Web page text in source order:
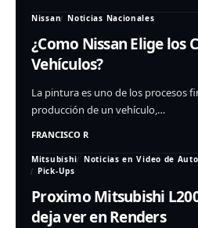
Nissan Noticias Nacionales
¿Como Nissan Elige los
Vehículos?
La pintura es uno de los procesos
producción de un vehículo,…
FRANCISCO R
Mitsubishi Noticias en Video de
Pick-Ups
Proximo Mitsubishi
deja ver en Renders